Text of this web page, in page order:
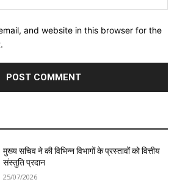
and website in this browser for the
मुख्य सचिव ने की विभिन्न विभागों के प्रस्तावों को वित्तीय
संस्तुति प्रदान
25/07/2026